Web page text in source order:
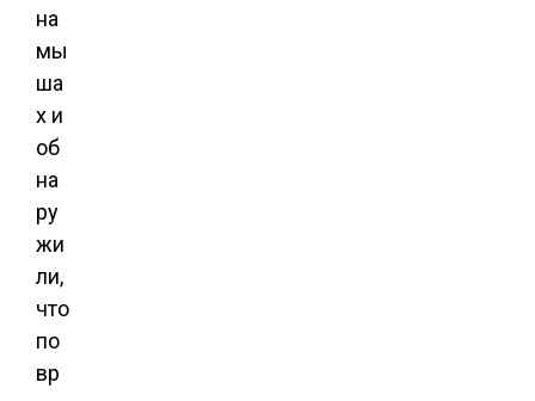
на
мы
ша
х и
об
на
ру
жи
ли,
что
по
вр